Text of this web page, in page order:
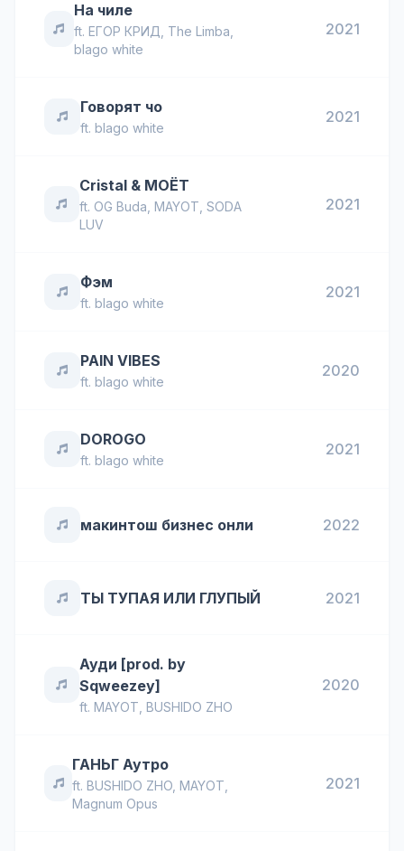
На чиле
ft. ЕГОР КРИД The Limba
blago white
2021
Говорят чо
ft. blago white
2021
Cristal & МОЁТ
ft. OG Buda MAYOT SODA
LUV
2021
Фэм
ft. blago white
2021
PAIN VIBES
ft. blago white
2020
DOROGO
ft. blago white
2021
макинтош бизнес онли 2022
ТЫ ТУПАЯ ИЛИ ГЛУПЫЙ 2021
Ауди [prod. by
Sqweezey]
ft. MAYOT BUSHIDO ZHO
2020
ГАНЬГ Аутро
ft.BUSHIDO ZHO ,MAYOT
Magnum Opus
2021